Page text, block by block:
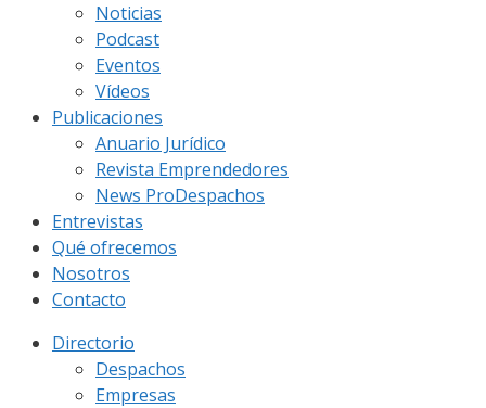
Noticias
Podcast
Eventos
Vídeos
Publicaciones
Anuario Jurídico
Revista Emprendedores
News ProDespachos
Entrevistas
Qué ofrecemos
Nosotros
Contacto
Directorio
Despachos
Empresas